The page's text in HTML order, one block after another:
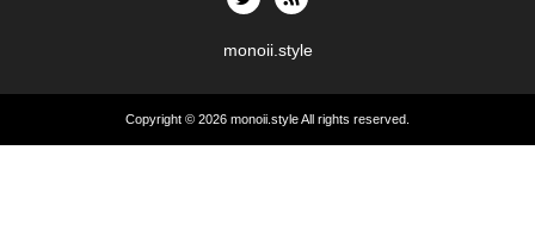
monoii.style
Copyright © 2026 monoii.styleAll rights reserved.